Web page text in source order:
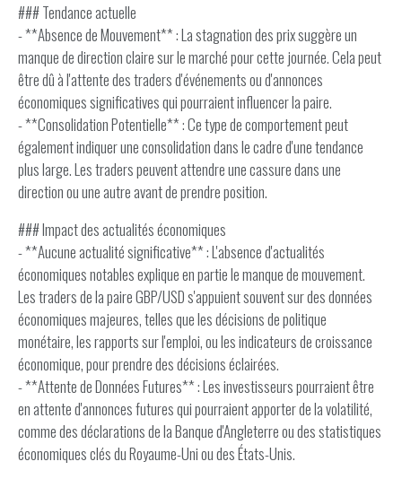
### Tendance actuelle
- **Absence de Mouvement** : La stagnation des prix suggère un
manque de direction claire sur le marché pour cette journée. Cela peut
être dû à l'attente des traders d'événements ou d'annonces
économiques significatives qui pourraient influencer la paire.
- **Consolidation Potentielle** : Ce type de comportement peut
également indiquer une consolidation dans le cadre d'une tendance
plus large. Les traders peuvent attendre une cassure dans une
direction ou une autre avant de prendre position.
### Impact des actualités économiques
- **Aucune actualité significative** : L'absence d'actualités
économiques notables explique en partie le manque de mouvement.
Les traders de la paire GBP/USD s'appuient souvent sur des données
économiques majeures, telles que les décisions de politique
monétaire, les rapports sur l'emploi, ou les indicateurs de croissance
économique, pour prendre des décisions éclairées.
- **Attente de Données Futures** : Les investisseurs pourraient être
en attente d'annonces futures qui pourraient apporter de la volatilité,
comme des déclarations de la Banque d'Angleterre ou des statistiques
économiques clés du Royaume-Uni ou des États-Unis.